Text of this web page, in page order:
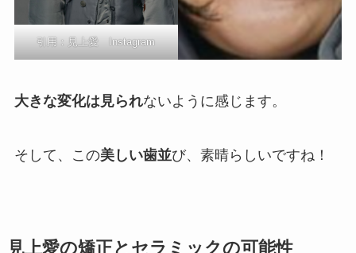
引用：見上愛 Instagram
大きな変化は見られないように感じます。
そして、この美しい歯並び、素晴らしいですね！
見上愛の矯正とセラミックの可能性